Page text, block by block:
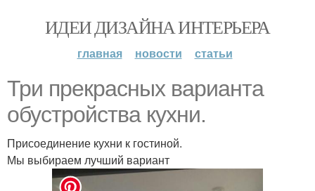
ИДЕИ ДИЗАЙНА ИНТЕРЬЕРА
главная новости статьи
Три прекрасных варианта
обустройства кухни.
Присоединение кухни к гостиной.
Мы выбираем лучший вариант